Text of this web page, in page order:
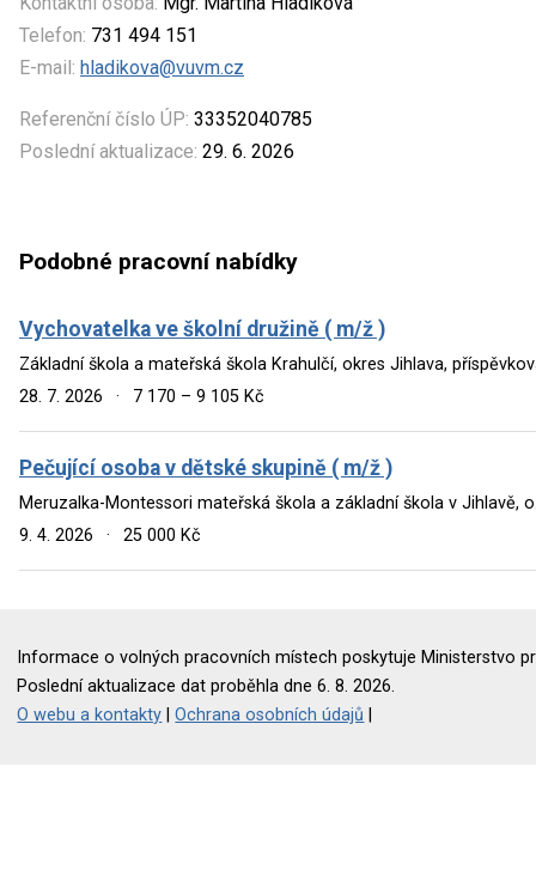
Telefon: 731 494 151
E-mail: hladikova@vuvm.cz
Referenční číslo ÚP: 33352040785
Poslední aktualizace: 29. 6. 2026
Podobné pracovní nabídky
Vychovatelka ve školní družině ( m/ž )
Základní škola a mateřská škola Krahulčí, okres Jihlava,
28. 7. 2026
· 7 170 – 9 105 Kč
Pečující osoba v dětské skupině ( m/ž )
Meruzalka-Montessori mateřská škola a základní škola v Jihlavě,
9. 4. 2026
· 25 000 Kč
Informace o volných pracovních místech poskytuje Ministerstvo
Poslední aktualizace dat proběhla dne 6. 8. 2026.
O webu a kontakty |Ochrana osobních údajů